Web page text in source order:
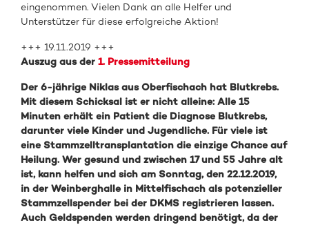
eingenommen. Vielen Dank an alle Helfer und
Unterstützer für diese erfolgreiche Aktion!
+++ 19.11.2019 +++
Auszug aus der1. Pressemitteilung
Der 6-jährige Niklas aus Oberfischach hat Blutkrebs.
Mit diesem Schicksal ist er nicht alleine: Alle 15
Minuten erhält ein Patient die Diagnose Blutkrebs,
darunter viele Kinder und Jugendliche. Für viele ist
eine Stammzelltransplantation die einzige Chance auf
Heilung. Wer gesund und zwischen 17 und 55 Jahre alt
ist, kann helfen und sich am Sonntag, den 22.12.2019,
in der Weinberghalle in Mittelfischach als potenzieller
Stammzellspender bei der DKMS registrieren lassen.
Auch Geldspenden werden dringend benötigt, da der